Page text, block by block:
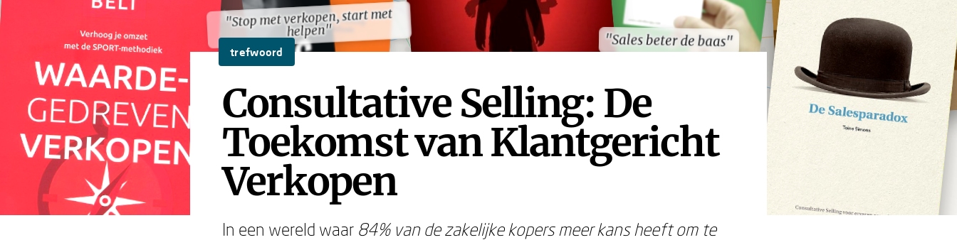
"Stop met verkopen, start met
helpen"
"Sales beter de baas"
"Stop met verkopen, start met
helpen"
"Sales beter de baas"
trefwoord
Consultative Selling: De
Toekomst van Klantgericht
Verkopen
In een wereld waar 84% van de zakelijke kopers meer kans heeft om te